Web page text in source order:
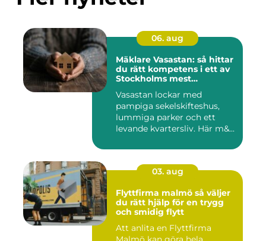
06. aug
Mäklare Vasastan: så hittar
du rätt kompetens i ett av
Stockholms mest
Vasastan lockar med
pampiga sekelskifteshus,
lummiga parker och ett
levande kvartersliv. Här m&...
03. aug
Flyttfirma malmö så väljer
du rätt hjälp för en trygg
och smidig flytt
Att anlita en Flyttfirma